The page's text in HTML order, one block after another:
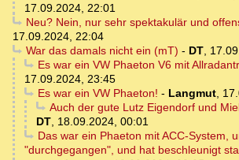
17.09.2024, 22:01
Neu? Nein, nur sehr spektakulär und
17.09.2024, 22:04
War das damals nicht ein (mT) - DT,
Es war ein VW Phaeton V6 mit
17.09.2024, 23:45
Es war ein VW Phaeton! - Langmut,
Auch der gute Lutz Eigendorf und
DT, 18.09.2024, 00:01
Das war ein Phaeton mit ACC-System,
"durchgegangen", und hat beschleunigt